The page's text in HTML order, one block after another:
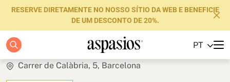
RESERVE DIRETAMENTE NO NOSSO SÍTIO DA WEB E BENEFICIE
DE UM DESCONTO DE 20%.
PT
Apartamentos
Trendy Atic
Carrer de Calàbria, 5, Barcelona